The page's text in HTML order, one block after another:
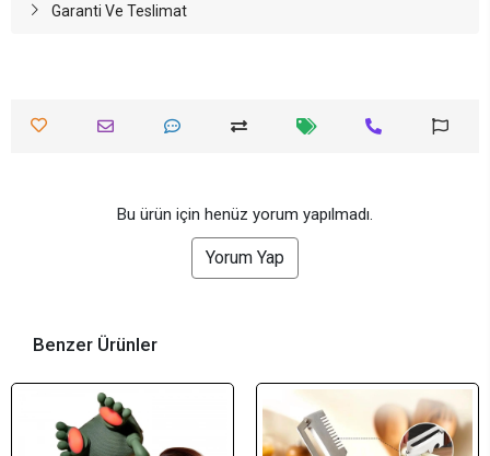
Garanti Ve Teslimat
Bu ürün için henüz yorum yapılmadı.
Yorum Yap
Benzer Ürünler